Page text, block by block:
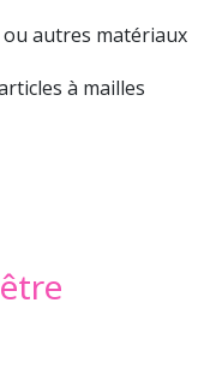
autres matériaux
à mailles